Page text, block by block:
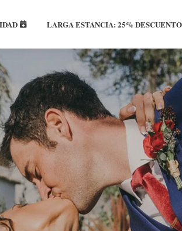
LARGA ESTANCIA: 25% DESCUENTO